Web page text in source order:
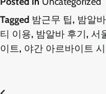
Tagged 밤근무 팁, 밤알
티 이용, 밤알바 후기 , 서
이트, 야간 아르바이트